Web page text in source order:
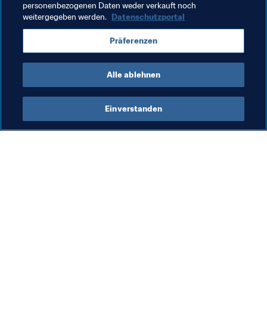
Verwandte Themen
Organisation
personenbezogenen Daten weder verkauft noch
weitergegeben werden. Datenschutzportal
Präferenzen
Alle ablehnen
Einverstanden